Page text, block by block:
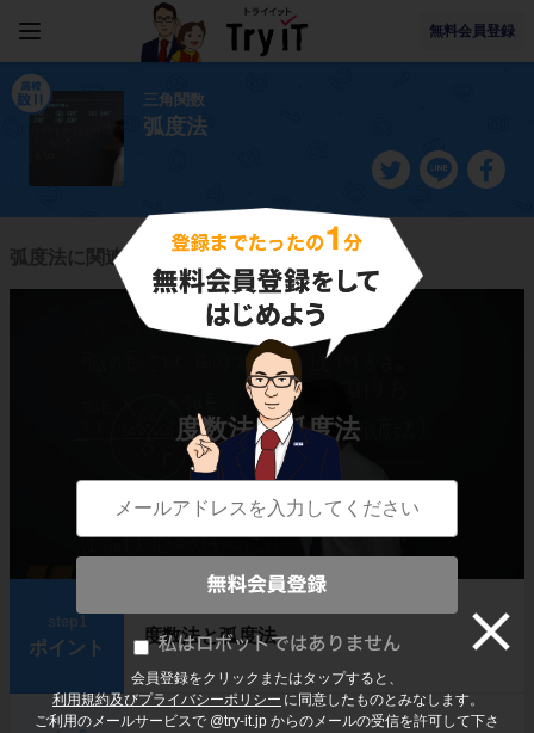
無料会員登録
会員登録をクリックまたはタップすると、
利用規約及びプライバシーポリシー に同意したものとみなします。
ご利用のメールサービスで @try-it.jp からのメールの受信を許可して下さ
三角関数
弧度法
弧度法に関連する授業一覧
度数法と弧度法
ポイント
度数法と弧度法